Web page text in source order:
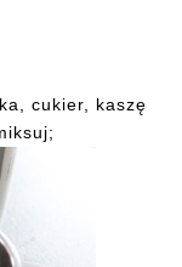
cukier, kaszę